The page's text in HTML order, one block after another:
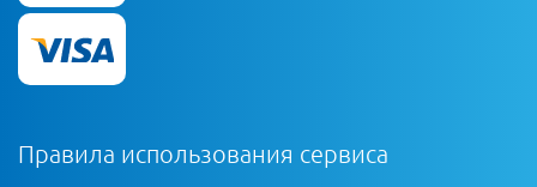
Правила использования сервиса